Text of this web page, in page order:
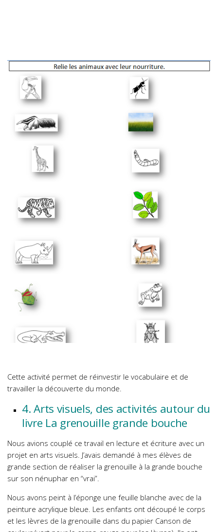
Cette activité permet de réinvestir le vocabulaire et de
travailler la découverte du monde.
4. Arts visuels, des activités autour du
livre La grenouille grande bouche
Nous avions couplé ce travail en lecture et écriture avec un
projet en arts visuels. J’avais demandé à mes élèves de
grande section de réaliser la grenouille à la grande bouche
sur son nénuphar en “vrai”.
Nous avons peint à l’éponge une feuille blanche avec de la
peinture acrylique bleue. Les enfants ont découpé le corps
et les lèvres de la grenouille dans du papier Canson de